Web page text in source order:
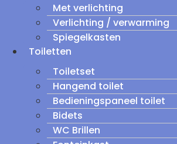
Met verlichting
Verlichting / verwarming
Spiegelkasten
Toiletten
Toiletset
Hangend toilet
Bedieningspaneel toilet
Bidets
WC Brillen